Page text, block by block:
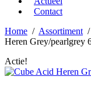
Contact
Home / Assortiment /
Heren Grey/pearlgrey
Actie!